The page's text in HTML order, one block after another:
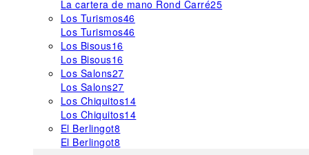
La cartera de mano Rond Carré25
Los Turismos46
Los Turismos46
Los Bisous16
Los Bisous16
Los Salons27
Los Salons27
Los Chiquitos14
Los Chiquitos14
El Berlingot8
El Berlingot8